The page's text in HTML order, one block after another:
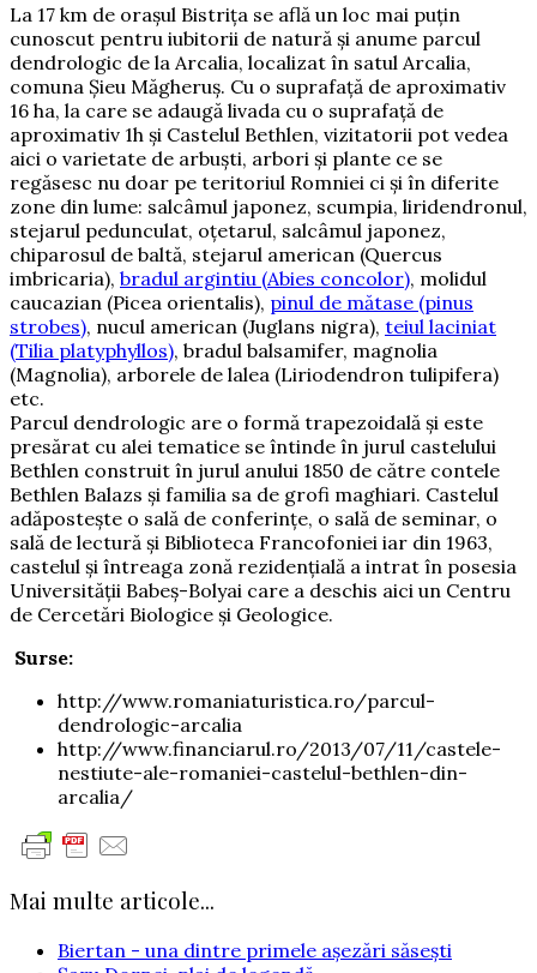
La 17 km de orașul Bistrița se află un loc mai puțin
cunoscut pentru iubitorii de natură și anume parcul
dendrologic de la Arcalia, localizat în satul Arcalia,
comuna Şieu Măgheruş. Cu o suprafață de aproximativ
16 ha, la care se adaugă livada cu o suprafață de
aproximativ 1h și Castelul Bethlen, vizitatorii pot vedea
aici o varietate de arbuști, arbori și plante ce se
regăsesc nu doar pe teritoriul Romniei ci și în diferite
zone din lume: salcâmul japonez, scumpia, liridendronul,
stejarul pedunculat, oţetarul, salcâmul japonez,
chiparosul de baltă, stejarul american (Quercus
imbricaria), bradul argintiu (Abies concolor), molidul
caucazian (Picea orientalis), pinul de mătase (pinus
strobes), nucul american (Juglans nigra), teiul laciniat
(Tilia platyphyllos), bradul balsamifer, magnolia
(Magnolia), arborele de lalea (Liriodendron tulipifera)
etc.
Parcul dendrologic are o formă trapezoidală și este
presărat cu alei tematice se întinde în jurul castelului
Bethlen construit în jurul anului 1850 de către contele
Bethlen Balazs și familia sa de grofi maghiari. Castelul
adăpostește o sală de conferințe, o sală de seminar, o
sală de lectură și Biblioteca Francofoniei iar din 1963,
castelul și întreaga zonă rezidențială a intrat în posesia
Universității Babeş-Bolyai care a deschis aici un Centru
de Cercetări Biologice şi Geologice.
Surse:
http://www.romaniaturistica.ro/parcul-
dendrologic-arcalia
http://www.financiarul.ro/2013/07/11/castele-
nestiute-ale-romaniei-castelul-bethlen-din-
arcalia/
Mai multe articole...
Biertan - una dintre primele aşezări săsești